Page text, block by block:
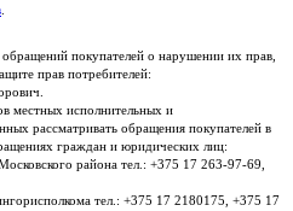
покупателей о нарушении их прав,
прав потребителей:
местных исполнительных и
рассматривать обращения покупателей в
граждан и юридических лиц:
района тел.: +375 17 263-97-69,
тел.: +375 17 2180175, +375 17